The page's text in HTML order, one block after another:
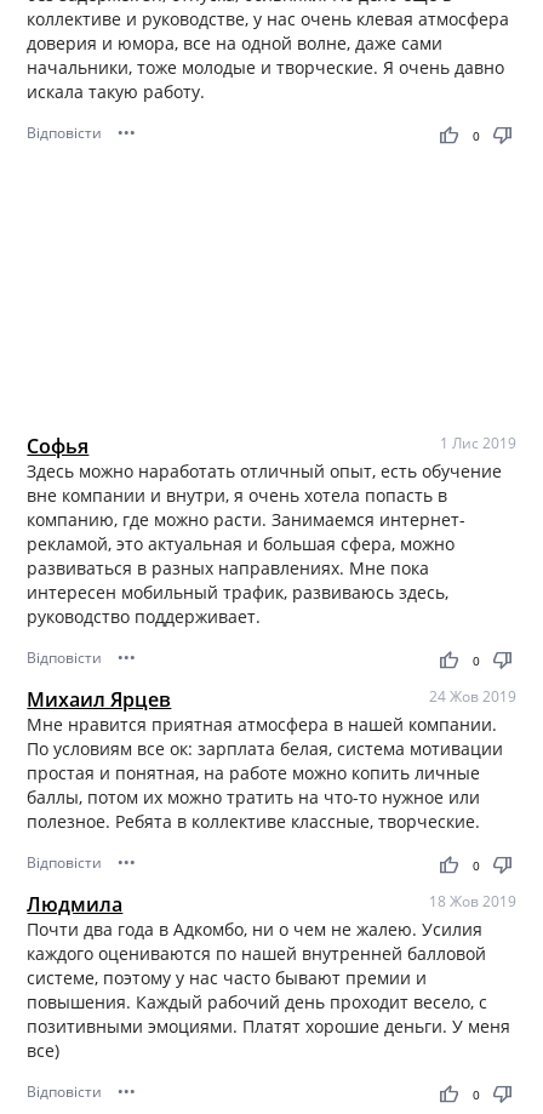
коллективе и руководстве, у нас очень клевая атмосфера
доверия и юмора, все на одной волне, даже сами
начальники, тоже молодые и творческие. Я очень давно
искала такую работу.
Відповісти ••• thumb_up thumb_down
0
Софья 1 Лис 2019
Здесь можно наработать отличный опыт, есть обучение
вне компании и внутри, я очень хотела попасть в
компанию, где можно расти. Занимаемся интернет-
рекламой, это актуальная и большая сфера, можно
развиваться в разных направлениях. Мне пока
интересен мобильный трафик, развиваюсь здесь,
руководство поддерживает.
Відповісти ••• thumb_up thumb_down
0
Михаил Ярцев 24 Жов 2019
Мне нравится приятная атмосфера в нашей компании.
По условиям все ок: зарплата белая, система мотивации
простая и понятная, на работе можно копить личные
баллы, потом их можно тратить на что-то нужное или
полезное. Ребята в коллективе классные, творческие.
Відповісти ••• thumb_up thumb_down
0
Людмила 18 Жов 2019
Почти два года в Адкомбо, ни о чем не жалею. Усилия
каждого оцениваются по нашей внутренней балловой
системе, поэтому у нас часто бывают премии и
повышения. Каждый рабочий день проходит весело, с
позитивными эмоциями. Платят хорошие деньги. У меня
все)
Відповісти ••• thumb_up thumb_down
0